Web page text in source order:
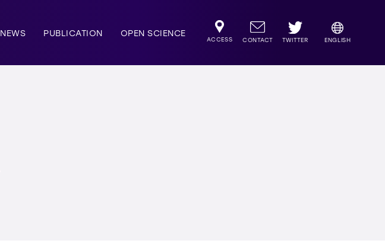
NEWS PUBLICATION OPEN SCIENCE
ACCESS CONTACT TWITTER ENGLISH